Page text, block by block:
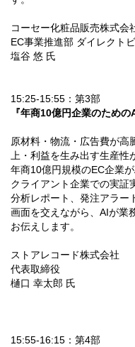
コーセー化粧品販売株式会
EC事業推進部 ダイレクト
塩谷 悠 氏
15:25-15:55：第3部
『年商10億円企業のための
原材料・物流・広告費が高
上・利益を生み出す生産性
年商10億円規模のEC企業
クライアント企業での実証
分析レポート、発注アラー
画面を交えながら、AIが業
お伝えします。
ストアレコード株式会社
代表取締役
樋口 幸太郎 氏
15:55-16:15：第4部